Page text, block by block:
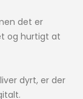
det er
og hurtigt at
dyrt, er der